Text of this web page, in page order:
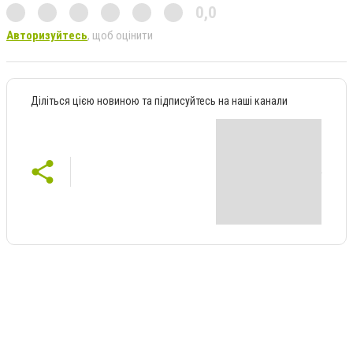
0,0
Авторизуйтесь, щоб оцінити
Діліться цією новиною та підписуйтесь на наші канали